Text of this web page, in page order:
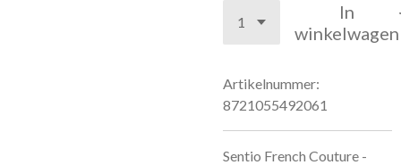
In
winkelwagen
Artikelnummer:
8721055492061
Sentio French Couture -